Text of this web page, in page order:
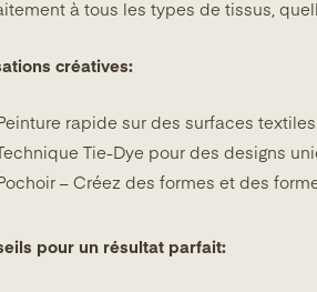
à tous les types de tissus,
créatives:
rapide sur des surfaces textiles.
Tie-Dye pour des designs
– Créez des formes et des
pour un résultat parfait: